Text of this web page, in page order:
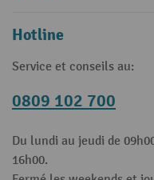
Hotline
Service et conseils au:
0809 102 700
Du lundi au jeudi de
16h00.